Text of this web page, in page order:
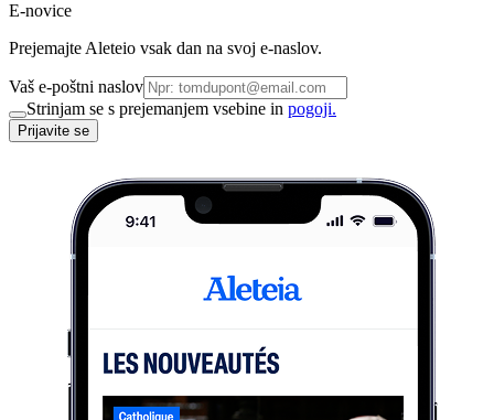
E-novice
Prejemajte Aleteio vsak dan na svoj e-naslov.
Vaš e-poštni naslov
Strinjam se s prejemanjem vsebine in pogoji.
Prijavite se